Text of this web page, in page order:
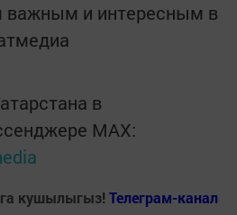
важным и интересным в
в
MАХ:
кушылыгыз! Телеграм-канал